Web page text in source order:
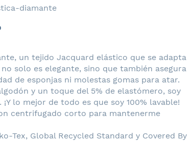
diamante
un tejido Jacquard elástico que se adapta
solo es elegante, sino que también asegura
de esponjas ni molestas gomas para atar.
y un toque del 5% de elastómero, soy
lo mejor de todo es que soy 100% lavable!
centrifugado corto para mantenerme
Tex, Global Recycled Standard y Covered By